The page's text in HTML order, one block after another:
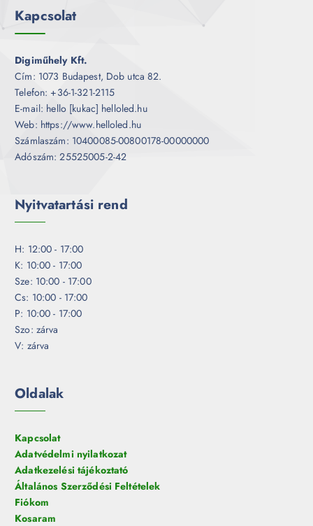
Kapcsolat
Digiműhely Kft.
Cím: 1073 Budapest, Dob utca 82.
Telefon: +36-1-321-2115
E-mail: hello [kukac] helloled.hu
Web: https://www.helloled.hu
Számlaszám: 10400085-00800178-00000000
Adószám: 25525005-2-42
Nyitvatartási rend
H: 12:00 - 17:00
K: 10:00 - 17:00
Sze: 10:00 - 17:00
Cs: 10:00 - 17:00
P: 10:00 - 17:00
Szo: zárva
V: zárva
Oldalak
Kapcsolat
Adatvédelmi nyilatkozat
Adatkezelési tájékoztató
Általános Szerződési Feltételek
Fiókom
Kosaram